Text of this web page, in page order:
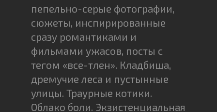
пепельно-серые фотографии,
сюжеты, инспирированные
сразу романтиками и
фильмами ужасов, посты с
тегом «все-тлен». Кладбища,
дремучие леса и пустынные
улицы. Траурные котики.
Облако боли. Экзистенциальная